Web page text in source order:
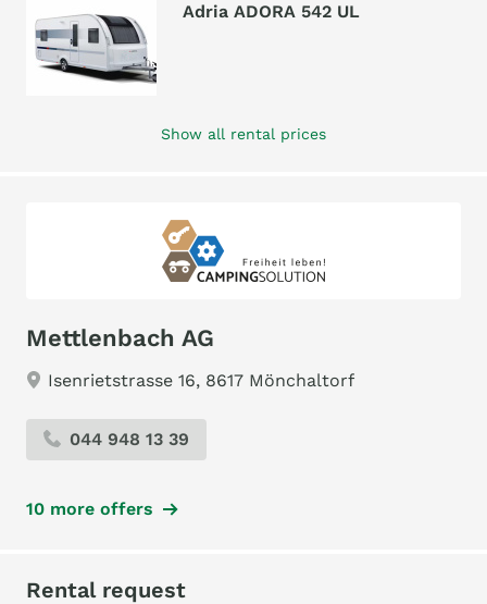
Adria ADORA 542 UL
Show all rental prices
Mettlenbach AG
Isenrietstrasse 16, 8617 Mönchaltorf
044 948 13 39
10 more offers
Rental request